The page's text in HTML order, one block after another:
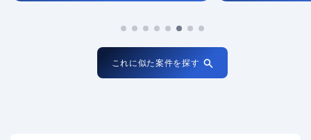
これに似た案件を探す